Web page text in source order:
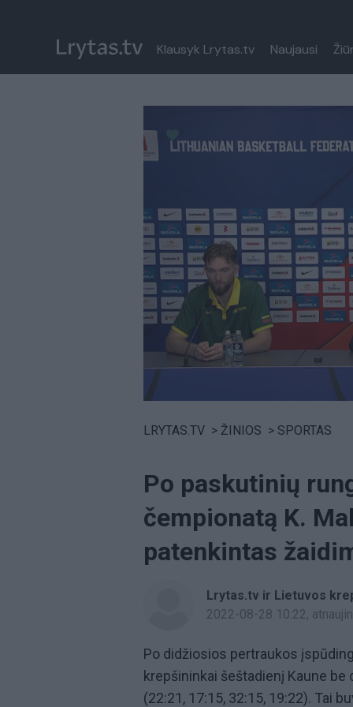
Klausyk Lrytas.tv Naujausi
LRYTAS.TV > ŽINIOS > SPORTAS
Po paskutinių
čempionatą K.
patenkintas
Lrytas.tv ir Lietuvos
2022-08-28 10:22,
Po didžiosios pertraukos
krepšininkai šeštadienį Kaune
(22:21, 17:15, 32:15, 19:22). Tai